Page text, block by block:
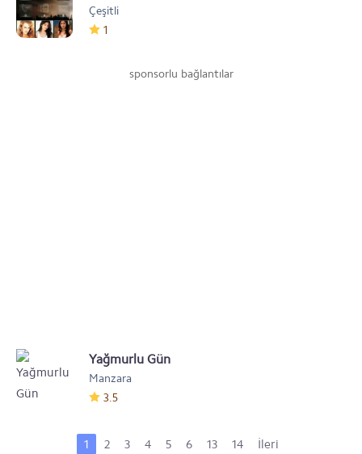
Çeşitli
1
sponsorlu bağlantılar
Yağmurlu Gün
Manzara
3.5
1 2 3 4 5 6 13 14 İleri